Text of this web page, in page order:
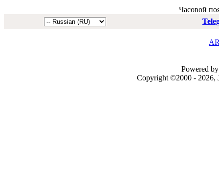
Часовой
Powered
Copyright ©2000 - 2026,